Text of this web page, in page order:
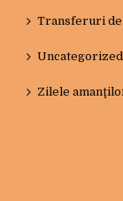
Transferuri
Uncategorized
Zilele